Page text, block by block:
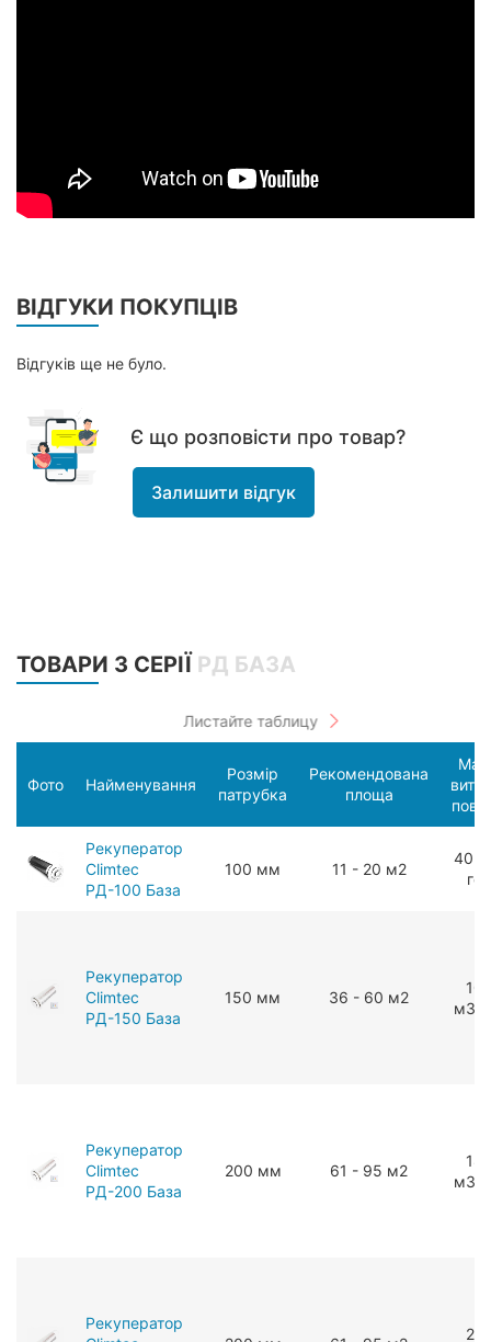
ВІДГУКИ ПОКУПЦІВ
Відгуків ще не було.
Є що розповісти про товар?
Залишити відгук
ТОВАРИ З СЕРІЇ РД БАЗА
Фото Найменування
Розмір
патрубка
Рекомендована
площа
Рекуператор
Climtec
РД-100 База
100 мм 11 - 20 м2
40
год
Рекуператор
Climtec
РД-150 База
150 мм 36 - 60 м2
мЗ/
Рекуператор
Climtec
РД-200 База
200 мм 61 - 95 м2
мЗ/
Рекуператор